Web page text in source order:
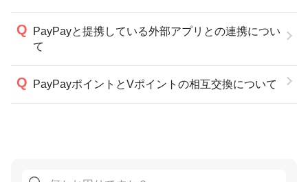
PayPayと提携している外部アプリとの連携につい
て
PayPayポイントとVポイントの相互交換について